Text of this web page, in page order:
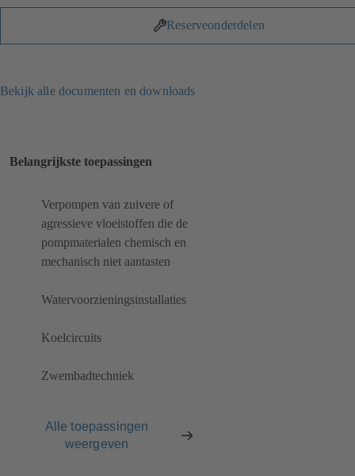
Reserveonderdelen
Bekijk alle documenten en downloads
Belangrijkste toepassingen
Verpompen van zuivere of
agressieve vloeistoffen die de
pompmaterialen chemisch en
mechanisch niet aantasten
Watervoorzieningsinstallaties
Koelcircuits
Zwembadtechniek
Alle toepassingen
weergeven